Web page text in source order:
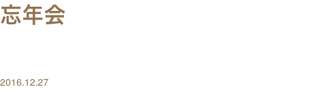
忘年会
2016.12.27